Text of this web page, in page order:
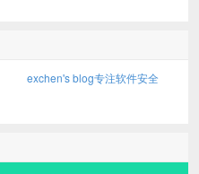
exchen's blog专注软件安全